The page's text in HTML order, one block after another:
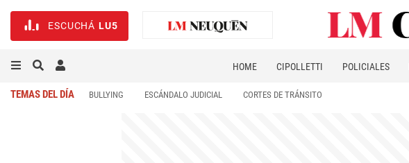
ESCUCHÁ LU5
HOME CIPOLLETTI POLICIALES
TEMAS DEL DÍA BULLYING ESCÁNDALO JUDICIAL CORTES DE TRÁNSITO